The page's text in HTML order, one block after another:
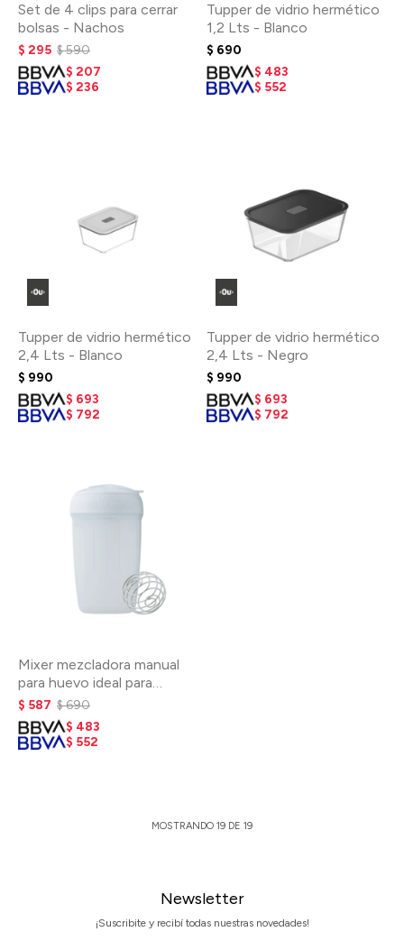
Set de 4 clips para cerrar
bolsas - Nachos
$ 295 $590
$ 207
$ 236
Tupper de vidrio hermético
1,2 Lts - Blanco
$ 690
$ 483
$ 552
Tupper de vidrio hermético
2,4 Lts - Blanco
$ 990
$ 693
$ 792
Tupper de vidrio hermético
2,4 Lts - Negro
$ 990
$ 693
$ 792
Mixer mezcladora manual
para huevo ideal para
omelette
$ 587 $690
$ 483
$ 552
MOSTRANDO 19 DE 19
Newsletter
¡Suscribite y recibí todas nuestras novedades!